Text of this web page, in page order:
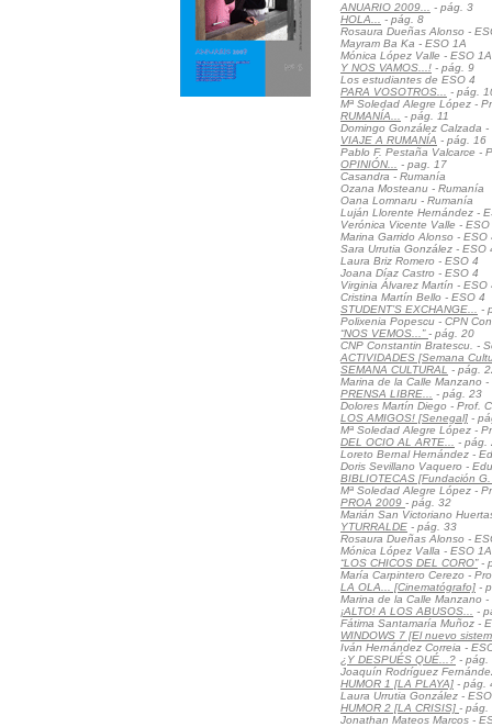
ANUARIO 2009...
- pág. 3
HOLA...
- pág. 8
Rosaura Dueñas Alonso -
Mayram Ba Ka - ESO 1A
Mónica López Valle - ESO 1A
Y NOS VAMOS...! - pág. 9
Los estudiantes de ESO 4
PARA VOSOTROS...
- pág.
Mª Soledad Alegre López -
RUMANÍA...
- pág. 11
Domingo González Calzada
VIAJE A RUMANÍA - pág. 16
Pablo F. Pestaña Valcarce -
OPINIÓN...
- pag. 17
Casandra - Rumanía
Ozana Mosteanu - Rumanía
Oana Lomnaru - Rumanía
Luján Llorente Hernández -
Verónica Vicente Valle - ESO
Marina Garrido Alonso - ESO
Sara Urrutia González - ESO
Laura Briz Romero - ESO 4
Joana Díaz Castro - ESO 4
Virginia Álvarez Martín - ESO
Cristina Martín Bello - ESO 4
STUDENT’S EXCHANGE...
-
Polixenia Popescu - CPN
“NOS VEMOS...”- pág. 20
CNP Constantin Bratescu. -
ACTIVIDADES [Semana
SEMANA CULTURAL - pág.
Marina de la Calle Manzano -
PRENSA LIBRE...
- pág. 23
Dolores Martín Diego - Prof.
LOS AMIGOS! [Senegal] -
Mª Soledad Alegre López -
DEL OCIO AL ARTE...
- pág.
Loreto Bernal Hernández -
Doris Sevillano Vaquero -
BIBLIOTECAS [Fundación
Mª Soledad Alegre López -
PROA 2009 - pág. 32
Marián San Victoriano
YTURRALDE - pág. 33
Rosaura Dueñas Alonso -
Mónica López Valla - ESO 1A
“LOS CHICOS DEL CORO”-
María Carpintero Cerezo -
LA OLA... [Cinematógrafo] -
Marina de la Calle Manzano -
¡ALTO! A LOS ABUSOS...
-
Fátima Santamaría Muñoz -
WINDOWS 7 [El nuevo
Iván Hernández Correia -
¿Y DESPUÉS QUÉ...? - pág.
Joaquín Rodríguez
HUMOR 1 [LA PLAYA] - pág.
Laura Urrutia González -
HUMOR 2 [LA CRISIS] - pág.
Jonathan Mateos Marcos -